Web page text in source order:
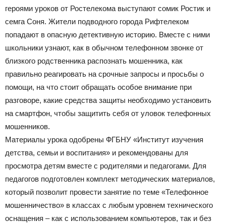
героями уроков от Ростелекома выступают сомик Ростик и
семга Соня. Жители подводного города Рифтелеком
попадают в опасную детективную историю. Вместе с ними
школьники узнают, как в обычном телефонном звонке от
близкого родственника распознать мошенника, как
правильно реагировать на срочные запросы и просьбы о
помощи, на что стоит обращать особое внимание при
разговоре, какие средства защиты необходимо установить
на смартфон, чтобы защитить себя от уловок телефонных
мошенников.
Материалы урока одобрены ФГБНУ «Институт изучения
детства, семьи и воспитания» и рекомендованы для
просмотра детям вместе с родителями и педагогами. Для
педагогов подготовлен комплект методических материалов,
который позволит провести занятие по теме «Телефонное
мошенничество» в классах с любым уровнем технического
оснащения – как с использованием компьютеров, так и без